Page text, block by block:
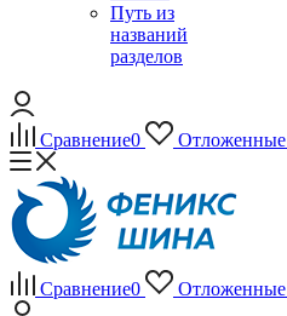
Путь из
названий
разделов
Сравнение0 Отложенные
Сравнение0 Отложенные